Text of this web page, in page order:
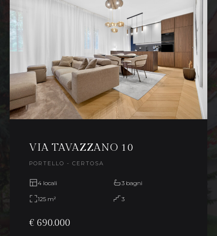
VIA TAVAZZANO 10
PORTELLO - CERTOSA
4 locali 3 bagni
125 m² 3
€ 690.000